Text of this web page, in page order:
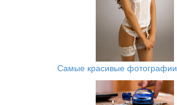
Самые красивые